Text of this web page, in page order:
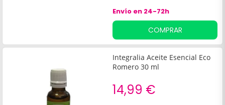
Envío en 24-72h
COMPRAR
Integralia Aceite Esencial Eco
Romero 30 ml
14,99 €